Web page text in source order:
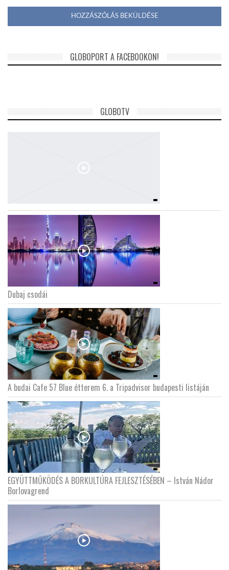
GLOBOPORT A FACEBOOKON!
GLOBOTV
Dubaj csodái
A budai Cafe 57 Blue étterem 6. a Tripadvisor budapesti listáján
EGYÜTTMŰKÖDÉS A BORKULTÚRA FEJLESZTÉSÉBEN – István Nádor
Borlovagrend